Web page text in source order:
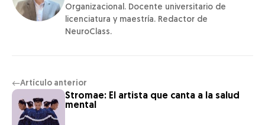
Organizacional. Docente universitario de
licenciatura y maestría. Redactor de
NeuroClass.
←Artículo anterior
Stromae: El artista que canta a la salud
mental